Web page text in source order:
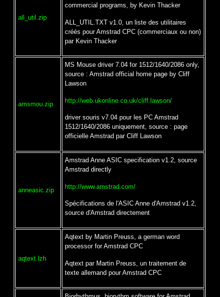
all_util.zip
commercial programs, by Kevin Thacker
ALL_UTIL.TXT v1.0, un liste des utilitaires
créés pour Amstrad CPC (commerciaux ou non)
par Kevin Thacker
amsmou.zip
MS Mouse driver 7.04 for 1512/1640/2086 only,
source : Amstrad official home page by Cliff
Lawson
http://web.ukonline.co.uk/cliff.lawson/
driver souris v7.04 pour les PC Amstrad
1512/1640/2086 uniquement, source : page
officielle Amstrad par Cliff Lawson
anneasic.zip
Amstrad Anne ASIC specification v1.2, source
Amstrad directly
http://www.amstrad.com/
Spécifications de l'ASIC Anne d'Amstrad v1.2,
source d'Amstrad directement
aqtext.lzh
Aqtext by Martin Preuss, a german word
processor for Amstrad CPC
Aqtext par Martin Preuss, un traitement de
texte allemand pour Amstrad CPC